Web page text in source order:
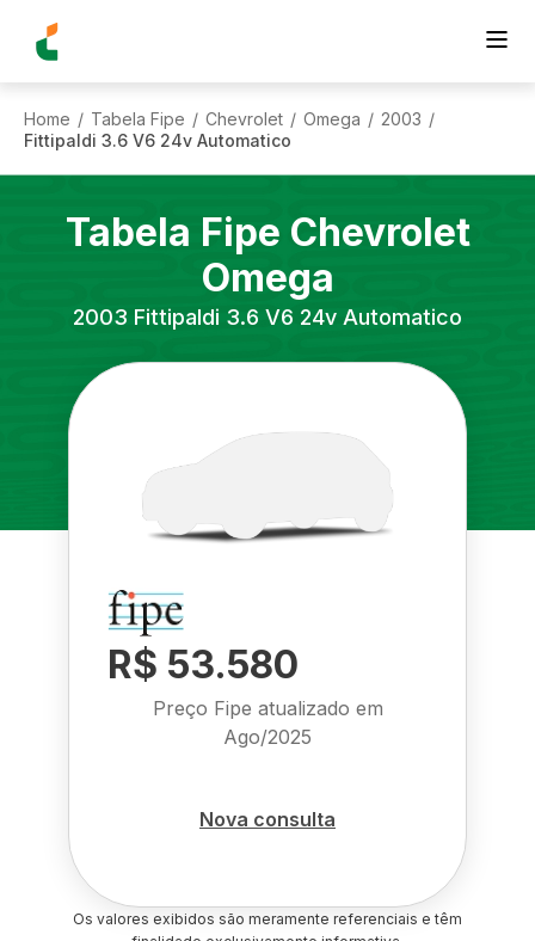
Home / Tabela Fipe / Chevrolet / Omega / 2003 /
Fittipaldi 3.6 V6 24v Automatico
Tabela Fipe Chevrolet
Omega
2003 Fittipaldi 3.6 V6 24v Automatico
R$ 53.580
Preço Fipe atualizado em
Ago/2025
Nova consulta
Os valores exibidos são meramente referenciais e têm